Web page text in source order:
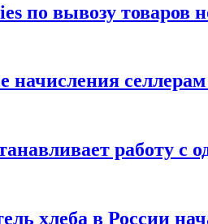
по вывозу товаров
работу с
хлеба в России